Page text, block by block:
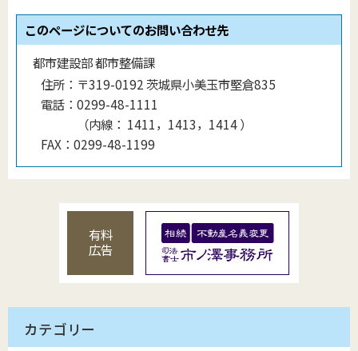
このページについてのお問い合わせ先
都市建設部 都市整備課
住所： 〒319-0192 茨城県小美玉市堅倉835
電話： 0299-48-1111
（内線 ： 1411，1413，1414）
FAX： 0299-48-1199
有料
広告
カテゴリー